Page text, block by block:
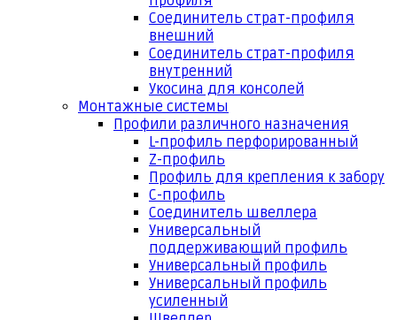
Соединитель страт-профиля
внешний
Соединитель страт-профиля
внутренний
Укосина для консолей
Монтажные системы
Профили различного назначения
L-профиль перфорированный
Z-профиль
Профиль для крепления к забору
С-профиль
Соединитель швеллера
Универсальный
поддерживающий профиль
Универсальный профиль
Универсальный профиль
усиленный